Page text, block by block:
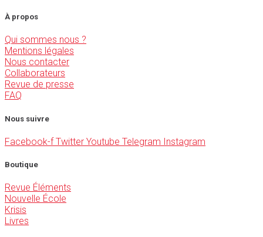
À propos
Qui sommes nous ?
Mentions légales
Nous contacter
Collaborateurs
Revue de presse
FAQ
Nous suivre
Facebook-f Twitter Youtube Telegram Instagram
Boutique
Revue Éléments
Nouvelle École
Krisis
Livres